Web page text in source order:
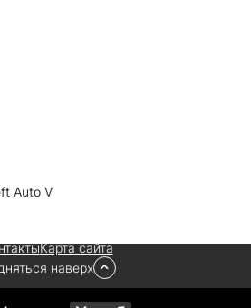
Auto V
Director's Cut v.1053.8.1023.1614
(2024)
Карта сайта
наверх